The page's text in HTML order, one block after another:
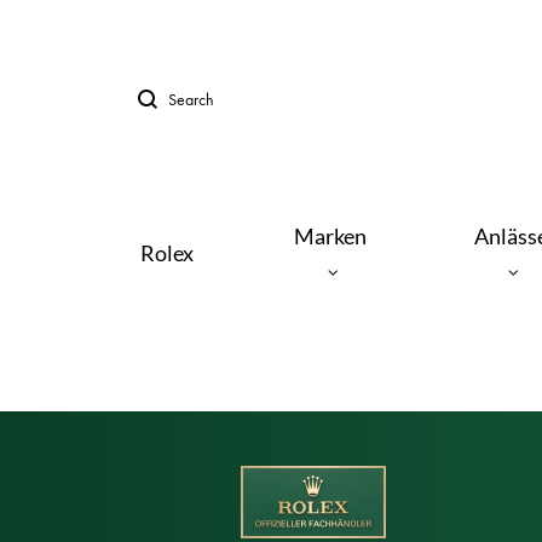
MenuSearch
Rolex
Marken
UHREN